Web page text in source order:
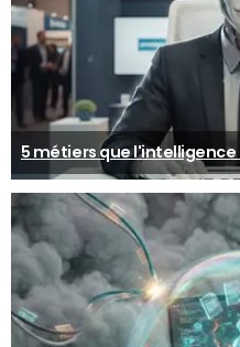
5 métiers que